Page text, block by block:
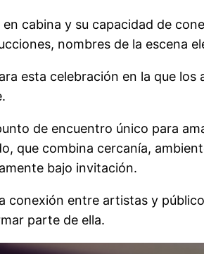
cabina y su capacidad de
nombres de la escena
esta celebración en la que
de encuentro único para
que combina cercanía,
bajo invitación.
entre artistas y
parte de ella.